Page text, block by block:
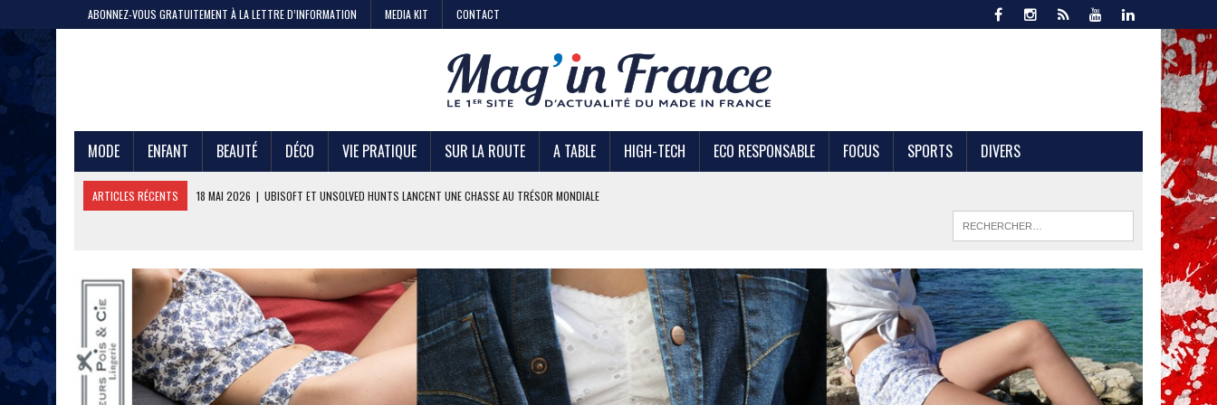
ABONNEZ-VOUS GRATUITEMENT À LA LETTRE D’INFORMATION MEDIA KIT CONTACT
MODE ENFANT BEAUTÉ DÉCO VIE PRATIQUE SUR LA ROUTE A TABLE HIGH-TECH ECO RESPONSABLE FOCUS SPORTS DIVERS
ARTICLES RÉCENTS 11 MAI 2026 | CRISTEL, 200 ANS DE SAVOIR-FAIRE
24 AVRIL 2026 | DEEPFOIL, POUR LES ADEPTES DU GRAND BLEU
21 AVRIL 2026 | 100 000 JEANS FABRIQUÉS EN FRANCE POUR JULES ET KIABI
17 AVRIL 2026 | DURALEX LANCE PICARDIE 58 CL, REMÈDE OU ERREUR DE STRATÉGIE ?
3 JUIN 2026 | L’ÉTERNELLE MARINIÈRE SAINT JAMES